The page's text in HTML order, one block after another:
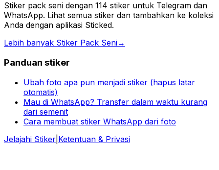
Stiker pack seni dengan 114 stiker untuk Telegram dan
WhatsApp. Lihat semua stiker dan tambahkan ke koleksi
Anda dengan aplikasi Sticked.
Lebih banyak Stiker Pack Seni→
Panduan stiker
Ubah foto apa pun menjadi stiker (hapus latar
otomatis)
Mau di WhatsApp? Transfer dalam waktu kurang
dari semenit
Cara membuat stiker WhatsApp dari foto
Jelajahi Stiker Ketentuan & Privasi